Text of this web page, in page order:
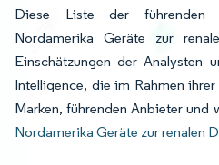
Diese Liste der führenden
Nordamerika Geräte zur
Einschätzungen der Analysten
Intelligence, die im Rahmen
Marken, führenden Anbieter und
Nordamerika Geräte zur renalen